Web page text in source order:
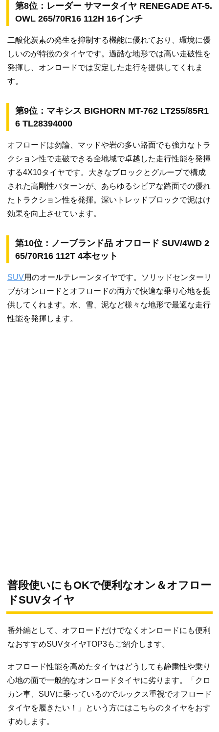
第8位：レーダー サマータイヤ RENEGADE AT-5.
OWL 265/70R16 112H 16インチ
二酸化炭素の発生を抑制する機能に優れており、環境に優
しいのが特徴のタイヤです。過酷な地形では高い走破性を
発揮し、オンロードでは安定した走行を提供してくれま
す。
第9位：マキシス BIGHORN MT-762 LT255/85R1
6 TL28394000
オフロードは勿論、マッドや岩の多い路面でも強力なトラ
クション性で走破できる全地域で卓越した走行性能を発揮
する4X10タイヤです。大きなブロックとグルーブで構成
された高剛性パターンが、あらゆるシビアな路面での優れ
たトラクション性を発揮。深いトレッドブロックで泥はけ
効果を向上させています。
第10位：ノーブランド品 オフロード SUV/4WD 2
65/70R16 112T 4本セット
SUV用のオールテレーンタイヤです。ソリッドセンターリ
ブがオンロードとオフロードの両方で快適な乗り心地を提
供してくれます。水、雪、泥など様々な地形で最適な走行
性能を発揮します。
普段使いにもOKで便利なオン＆オフロー
ドSUVタイヤ
番外編として、オフロードだけでなくオンロードにも便利
なおすすめSUVタイヤTOP3もご紹介します。
オフロード性能を高めたタイヤはどうしても静粛性や乗り
心地の面で一般的なオンロードタイヤに劣ります。「クロ
カン車、SUVに乗っているのでルックス重視でオフロード
タイヤを履きたい！」という方にはこちらのタイヤをおす
すめします。